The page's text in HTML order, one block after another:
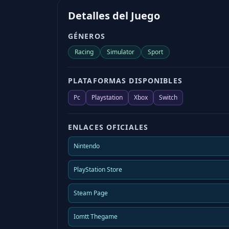
PLAYERS.
Detalles del Juego
GÉNEROS
Racing Simulator Sport
PLATAFORMAS DISPONIBLES
Pc Playstation Xbox Switch
ENLACES OFICIALES
Nintendo
PlayStation Store
Steam Page
Iomtt Thegame